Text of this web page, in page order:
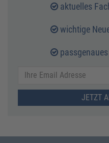
aktuelles
wichtige
JETZT